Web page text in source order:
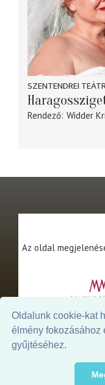
Oldalunk cookie-kat
élmény fokozásához
gyűjtéséhez.
SZENTENDREI
Rendező Widder
Az oldal